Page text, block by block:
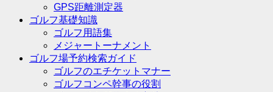
GPS距離測定器
ゴルフ基礎知識
ゴルフ用語集
メジャートーナメント
ゴルフ場予約検索ガイド
ゴルフのエチケットマナー
ゴルフコンペ幹事の役割